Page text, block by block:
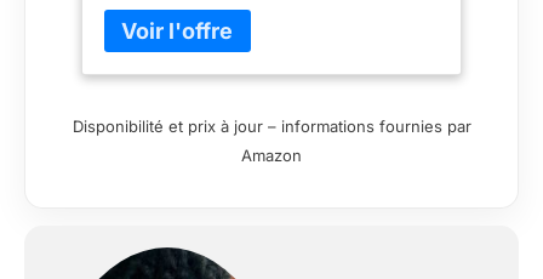
Convient à tous les moteurs AC avec
conducteur neutre ; - Notez que cette
standard de 7e génération] ne peut pas
être utilisée avec le capteur de lumière.
[Pourquoi SMARTERCURRY ?]+
Disponibilité et prix à jour – informations fournies par
Amazon